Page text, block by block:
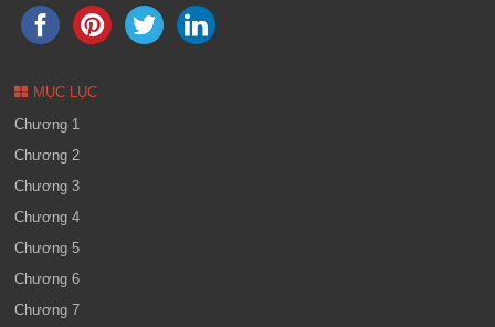
MỤC LỤC
Chương 1
Chương 2
Chương 3
Chương 4
Chương 5
Chương 6
Chương 7